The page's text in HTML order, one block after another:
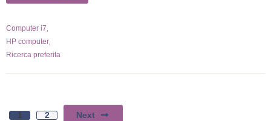
Computer i7,
HP computer,
Ricerca preferita
1 2 Next